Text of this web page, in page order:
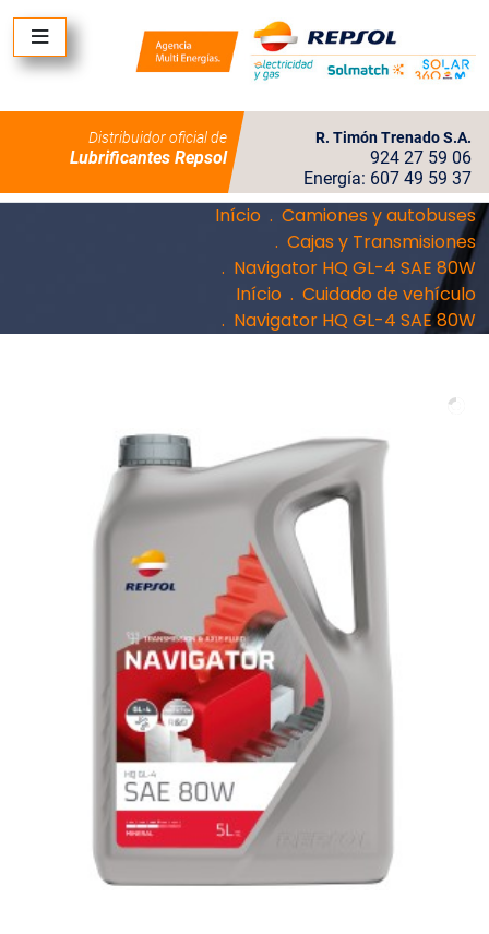
Distribuidor oficial de
Lubrificantes Repsol
R. Timón Trenado S.A.
924 27 59 06
Energía: 607 49 59 37
Início
Camiones y autobuses
Cajas y Transmisiones
Navigator HQ GL-4 SAE 80W
Início
Cuidado de vehículo
Navigator HQ GL-4 SAE 80W